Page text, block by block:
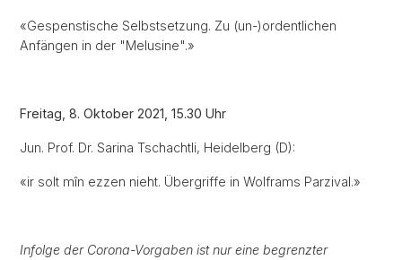
«Gespenstische Selbstsetzung. Zu (un-)ordentlichen
Anfängen in der "Melusine".»
Freitag, 8. Oktober 2021, 15.30 Uhr
Jun. Prof. Dr. Sarina Tschachtli, Heidelberg (D):
«ir solt mîn ezzen nieht. Übergriffe in Wolframs Parzival.»
Infolge der Corona-Vorgaben ist nur eine begrenzter